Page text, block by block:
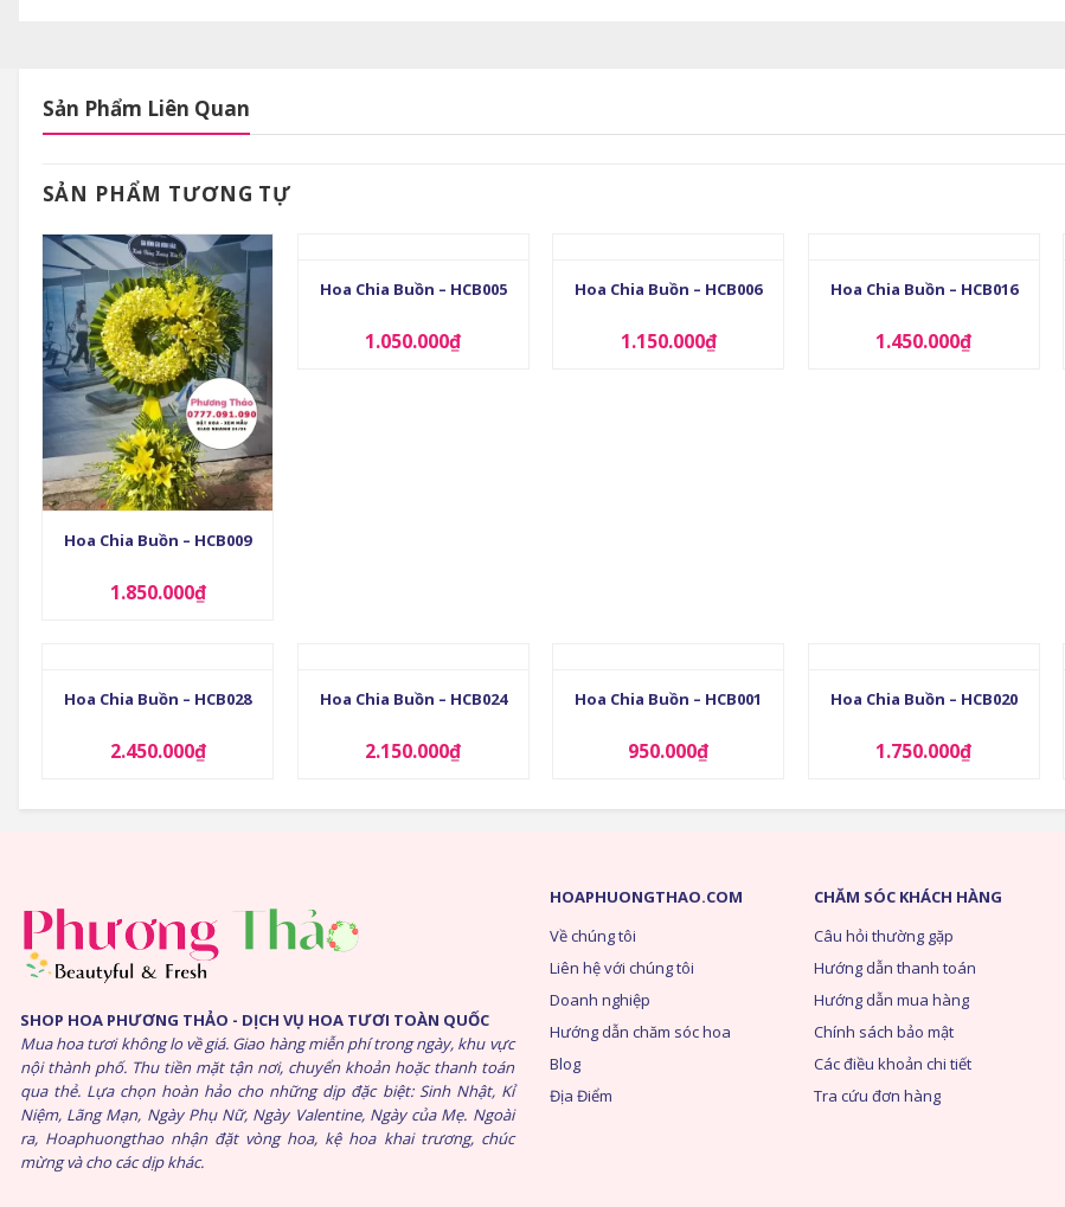
Sản Phẩm Liên Quan
SẢN PHẨM TƯƠNG TỰ
+
Hoa Chia Buồn – HCB009
1.850.000₫
Hoa Chia Buồn – HCB005
1.050.000₫
Hoa Chia Buồn – HCB006
1.150.000₫
Hoa Chia Buồn – HCB016
1.450.000₫
Hoa Chia Buồn – HCB028
2.450.000₫
Hoa Chia Buồn – HCB024
2.150.000₫
Hoa Chia Buồn – HCB001
950.000₫
Hoa Chia Buồn – HCB020
1.750.000₫
SHOP HOA PHƯƠNG THẢO - DỊCH VỤ HOA TƯƠI TOÀN QUỐC
Mua hoa tươi không lo về giá. Giao hàng miễn phí trong ngày, khu vực
nội thành phố. Thu tiền mặt tận nơi, chuyển khoản hoặc thanh toán
qua thẻ. Lựa chọn hoàn hảo cho những dịp đặc biệt: Sinh Nhật, Kỉ
Niệm, Lãng Mạn, Ngày Phụ Nữ, Ngày Valentine, Ngày của Mẹ. Ngoài
ra, Hoaphuongthao nhận đặt vòng hoa, kệ hoa khai trương, chúc
mừng và cho các dịp khác.
HOAPHUONGTHAO.COM
Về chúng tôi
Liên hệ với chúng tôi
Doanh nghiệp
Hướng dẫn chăm sóc hoa
Blog
Địa Điểm
CHĂM SÓC KHÁCH HÀNG
Câu hỏi thường gặp
Hướng dẫn thanh toán
Hướng dẫn mua hàng
Chính sách bảo mật
Các điều khoản chi tiết
Tra cứu đơn hàng